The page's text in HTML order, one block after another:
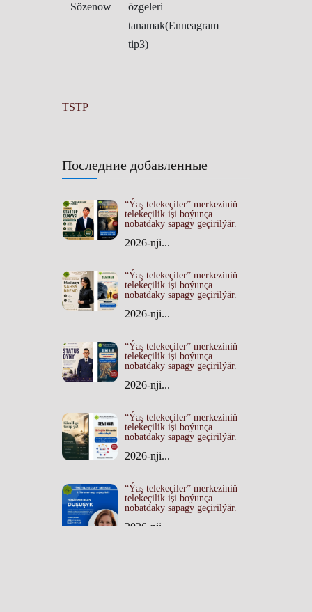
Последние добавленные
“Ýaş telekeçiler” merkeziniň
telekeçilik işi boýunça
nobatdaky sapagy geçirilýär.
2026-nji...
“Ýaş telekeçiler” merkeziniň
telekeçilik işi boýunça
nobatdaky sapagy geçirilýär.
2026-nji...
“Ýaş telekeçiler” merkeziniň
telekeçilik işi boýunça
nobatdaky sapagy geçirilýär.
2026-nji...
“Ýaş telekeçiler” merkeziniň
telekeçilik işi boýunça
nobatdaky sapagy geçirilýär.
2026-nji...
“Ýaş telekeçiler” merkeziniň
telekeçilik işi boýunça
nobatdaky sapagy geçirilýär.
2026-nji...
Sözenow
özgeleri
tanamak(Enneagram
tip3)
TSTP